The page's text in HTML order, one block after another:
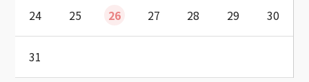
24 25 26 27 28 29 30
31